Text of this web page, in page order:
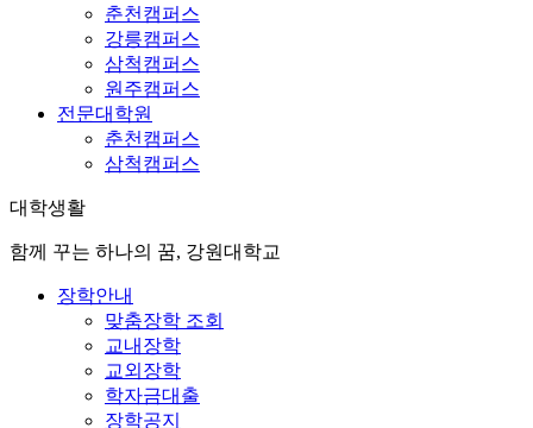
춘천캠퍼스
강릉캠퍼스
삼척캠퍼스
원주캠퍼스
전문대학원
춘천캠퍼스
삼척캠퍼스
대학생활
함께 꾸는 하나의 꿈, 강원대학교
장학안내
맞춤장학 조회
교내장학
교외장학
학자금대출
장학공지